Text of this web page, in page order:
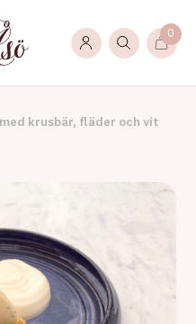
0
krusbär, fläder och vit